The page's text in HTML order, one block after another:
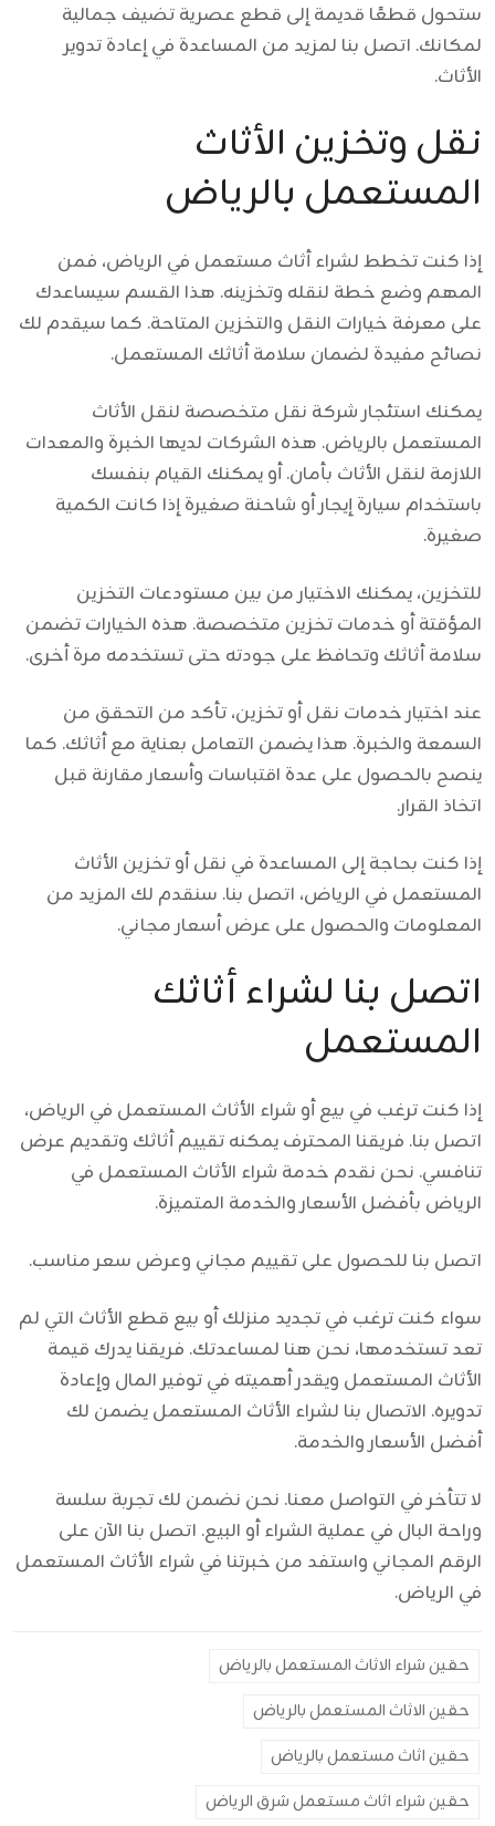
ستحول قطعًا قديمة إلى قطع عصرية تضيف جمالية
لمكانك. اتصل بنا لمزيد من المساعدة في إعادة تدوير
الأثاث.
نقل وتخزين الأثاث
المستعمل بالرياض
إذا كنت تخطط لشراء أثاث مستعمل في الرياض، فمن
المهم وضع خطة لنقله وتخزينه. هذا القسم سيساعدك
على معرفة خيارات النقل والتخزين المتاحة. كما سيقدم لك
نصائح مفيدة لضمان سلامة أثاثك المستعمل.
يمكنك استئجار شركة نقل متخصصة لنقل الأثاث
المستعمل بالرياض. هذه الشركات لديها الخبرة والمعدات
اللازمة لنقل الأثاث بأمان. أو يمكنك القيام بنفسك
باستخدام سيارة إيجار أو شاحنة صغيرة إذا كانت الكمية
صغيرة.
للتخزين، يمكنك الاختيار من بين مستودعات التخزين
المؤقتة أو خدمات تخزين متخصصة. هذه الخيارات تضمن
سلامة أثاثك وتحافظ على جودته حتى تستخدمه مرة أخرى.
عند اختيار خدمات نقل أو تخزين، تأكد من التحقق من
السمعة والخبرة. هذا يضمن التعامل بعناية مع أثاثك. كما
ينصح بالحصول على عدة اقتباسات وأسعار مقارنة قبل
اتخاذ القرار.
إذا كنت بحاجة إلى المساعدة في نقل أو تخزين الأثاث
المستعمل في الرياض، اتصل بنا. سنقدم لك المزيد من
المعلومات والحصول على عرض أسعار مجاني.
اتصل بنا لشراء أثاثك
المستعمل
إذا كنت ترغب في بيع أو شراء الأثاث المستعمل في الرياض،
اتصل بنا. فريقنا المحترف يمكنه تقييم أثاثك وتقديم عرض
تنافسي. نحن نقدم خدمة شراء الأثاث المستعمل في
الرياض بأفضل الأسعار والخدمة المتميزة.
اتصل بنا للحصول على تقييم مجاني وعرض سعر مناسب.
سواء كنت ترغب في تجديد منزلك أو بيع قطع الأثاث التي لم
تعد تستخدمها، نحن هنا لمساعدتك. فريقنا يدرك قيمة
الأثاث المستعمل ويقدر أهميته في توفير المال وإعادة
تدويره. الاتصال بنا لشراء الأثاث المستعمليضمن لك
أفضل الأسعار والخدمة.
لا تتأخر في التواصل معنا. نحن نضمن لك تجربة سلسة
وراحة البال في عملية الشراء أو البيع. اتصل بنا الآن على
الرقم المجاني واستفد من خبرتنا في شراء الأثاث المستعمل
في الرياض.
حقين شراء الاثاث المستعمل بالرياض
حقين الاثاث المستعمل بالرياض
حقين اثاث مستعمل بالرياض
حقين شراء اثاث مستعمل شرق الرياض